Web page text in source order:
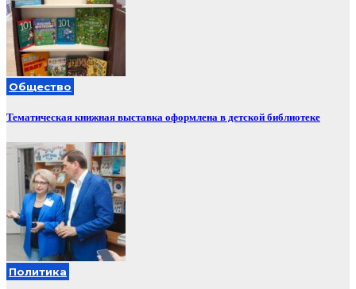
Общество
Тематическая книжная выставка оформлена в детской библиотеке
Политика